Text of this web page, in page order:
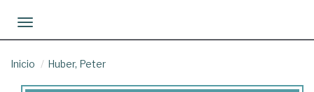
Toggle navigation
Inicio Huber, Peter